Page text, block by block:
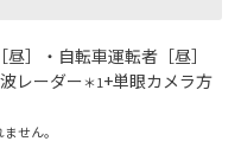
］・自転車運転者［昼］
レーダー＊1+単眼カメラ方
せん。